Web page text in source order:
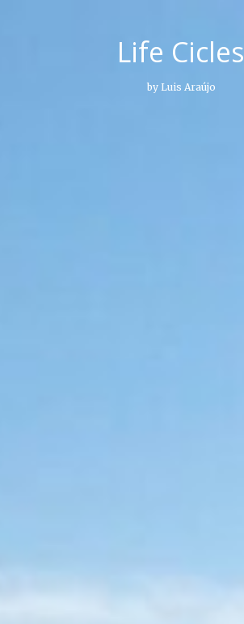
Life Cicles
by Luis Araújo